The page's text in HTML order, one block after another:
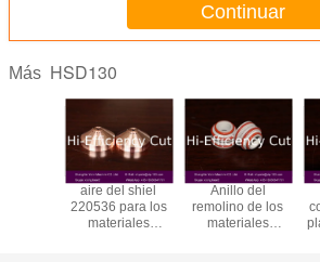
Continuar
Más HSD130
aire del shiel
220536 para los
materiales
Anillo del
remolino de los
materiales